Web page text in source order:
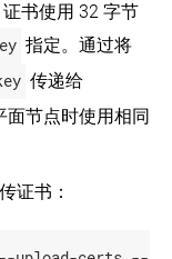
书使用 32 字节
指定。通过将
传递给
面节点时使用相同
证书：